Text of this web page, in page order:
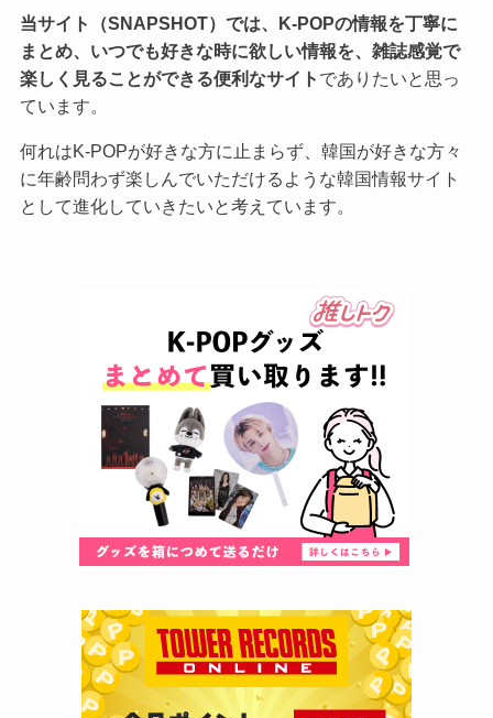
当サイト（SNAPSHOT）では、K-POPの情報を丁寧に
まとめ、いつでも好きな時に欲しい情報を、雑誌感覚で
楽しく見ることができる便利なサイト でありたいと思っ
ています。
何れはK-POPが好きな方に止まらず、韓国が好きな方々
に年齢問わず楽しんでいただけるような韓国情報サイト
として進化していきたいと考えています。